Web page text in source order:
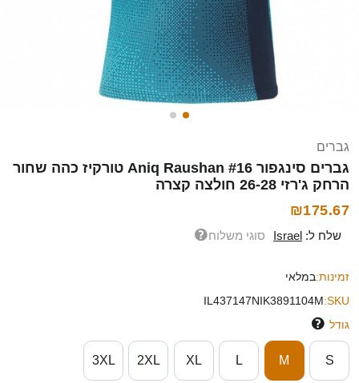
גברים
גברים סינגפור Aniq Raushan #16 טורקיז כהה שחור
הרחק ג'רזי 26-28 חולצה קצרה
₪175.67
שלח ל: Israel סוגי משלוח
זמינות:במלאי
SKU:
IL437147NIK3891104M
גודל
S
M
L
XL
2XL
3XL